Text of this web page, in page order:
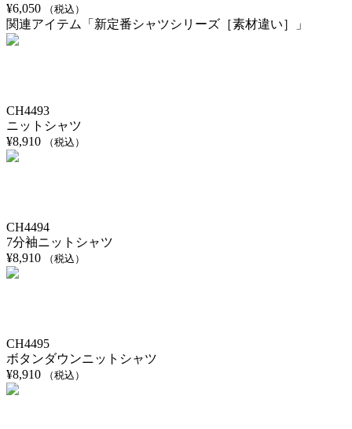
¥6,050 （税込）
関連アイテム「新定番シャツシリーズ［素材違い］」
CH4493
ニットシャツ
¥8,910 （税込）
CH4494
7分袖ニットシャツ
¥8,910 （税込）
CH4495
ボタンダウンニットシャツ
¥8,910 （税込）